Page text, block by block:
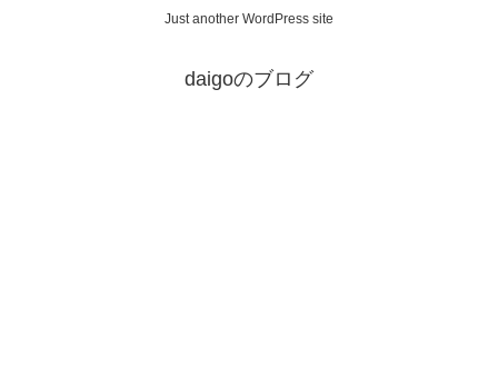
Just another WordPress site
daigoのブログ